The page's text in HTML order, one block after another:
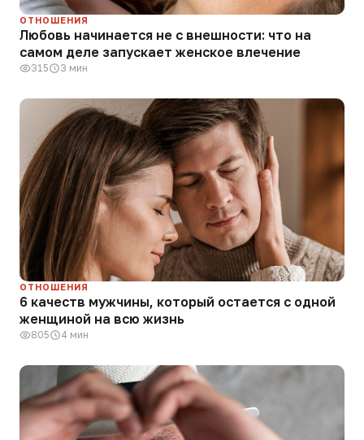
ОТНОШЕНИЯ
Любовь начинается не с внешности: что на
самом деле запускает женское влечение
315 3 мин
ОТНОШЕНИЯ
6 качеств мужчины, который остается с одной
женщиной на всю жизнь
805 4 мин